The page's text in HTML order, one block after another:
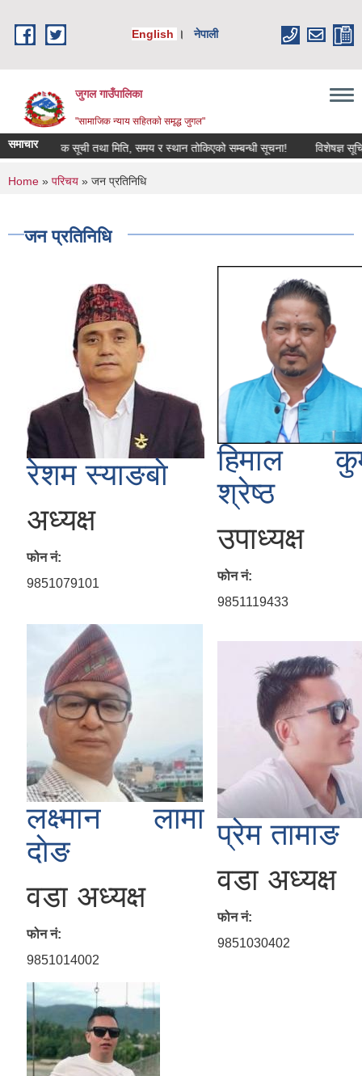
English
। नेपाली
जुगल गाउँपालिका
"सामाजिक न्याय सहितकाे समृद्ध जुगल"
समाचार
प्रारम्भिक सूची तथा मिति, समय र स्थान तोकिएको सम्बन्धी सूचना! विशेषज्ञ सूचिमा
You are here
Home » परिचय » जन प्रतिनिधि
जन प्रतिनिधि
रेशम स्याङबाे
अध्यक्ष
फोन नं:
9851079101
हिमाल
श्रेष्ठ
उपाध्यक्ष
फोन नं:
9851119433
लक्ष्मान लामा
दाेङ
वडा अध्यक्ष
फोन नं:
9851014002
प्रेम तामाङ
वडा अध्यक्ष
फोन नं:
9851030402